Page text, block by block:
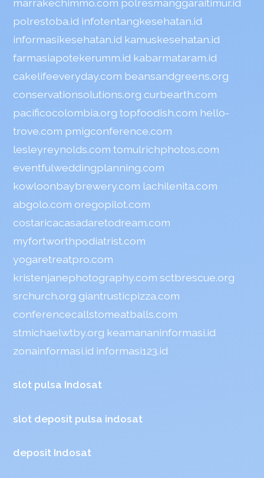
marrakechimmo.com polresmanggaraitimur.id
polrestoba.id infotentangkesehatan.id
informasikesehatan.id kamuskesehatan.id
farmasiapotekerumm.id kabarmataram.id
cakelifeeveryday.com beansandgreens.org
conservationsolutions.org curbearth.com
pacificocolombia.org topfoodish.com hello-
trove.com pmigconference.com
lesleyreynolds.com tomulrichphotos.com
eventfulweddingplanning.com
kowloonbaybrewery.com lachilenita.com
abgolo.com oregopilot.com
costaricacasadaretodream.com
myfortworthpodiatrist.com
yogaretreatpro.com
kristenjanephotography.com sctbrescue.org
srchurch.org giantrusticpizza.com
conferencecallstomeatballs.com
stmichaelwtby.org keamananinformasi.id
zonainformasi.id informasi123.id
slot pulsa Indosat
slot deposit pulsa indosat
deposit Indosat